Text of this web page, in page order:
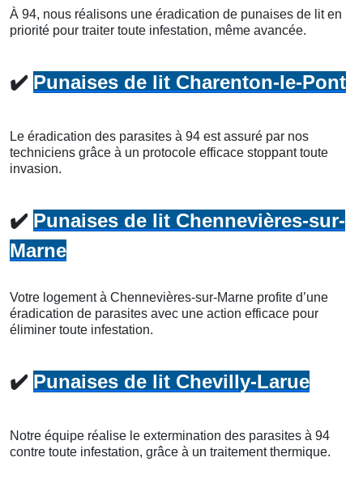
À 94, nous réalisons une éradication de punaises de lit en
priorité pour traiter toute infestation, même avancée.
✔️ Punaises de lit Charenton-le-Pont
Le éradication des parasites à 94 est assuré par nos
techniciens grâce à un protocole efficace stoppant toute
invasion.
✔️ Punaises de lit Chennevières-sur-
Marne
Votre logement à Chennevières-sur-Marne profite d’une
éradication de parasites avec une action efficace pour
éliminer toute infestation.
✔️ Punaises de lit Chevilly-Larue
Notre équipe réalise le extermination des parasites à 94
contre toute infestation, grâce à un traitement thermique.